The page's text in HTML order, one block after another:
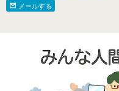
メールする